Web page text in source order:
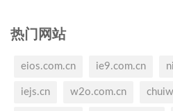
热门网站
eios.com.cn ie9.com.cn
iejs.cn w2o.com.cn